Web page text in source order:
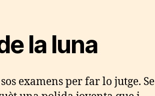
la luna
examens per far lo jutge. Se